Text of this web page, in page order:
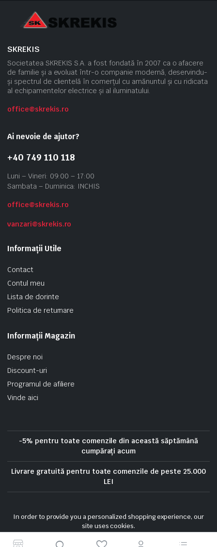
SKREKIS
Societatea SKREKIS S.A. a fost fondată în 2007 ca o afacere
de familie și a evoluat într-o companie modernă, deservindu-
și spectrul de clientelă în comerțul cu amănuntul și cu ridicata
al echipamentelor electrice și al iluminatului.
office@skrekis.ro
Ai nevoie de ajutor?
+40 749 110 118
Luni – Vineri: 09:00 – 17:00
Sambata – Duminica: INCHIS
office@skrekis.ro
vanzari@skrekis.ro
Informații Utile
Contact
Contul meu
Lista de dorinte
Politica de returnare
Informații Magazin
Despre noi
Discount-uri
Programul de afiliere
Vinde aici
-5% pentru toate comenzile din această săptămână
cumpărați acum
Livrare gratuită pentru toate comenzile de peste 25.000
LEI
Termeni si conditii
Politica de rambursare
Politica de livrare si anulare
Urmarie comanda
In order to provide you a personalized shopping experience, our
site uses cookies.
cookie policy.